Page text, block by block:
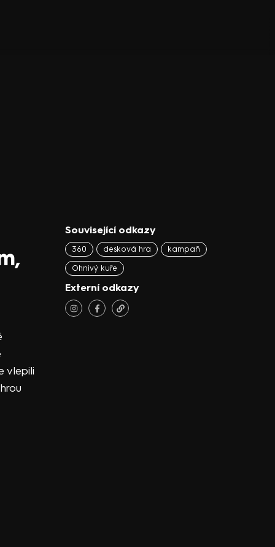
vlepili
Související odkazy
360 desková hra kampaň
Ohnivý kuře
Externí odkazy